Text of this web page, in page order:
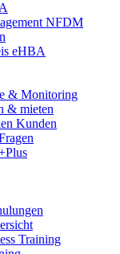
NFDM
eHBA
& Monitoring
& mieten
Kunden
Training